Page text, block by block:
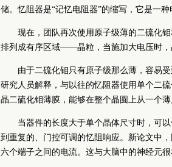
储。忆阻器是“记忆电阻器”的缩写，它是一
现在，团队再次使用原子级薄的二硫化
排列成有序区域——晶粒，当施加大电压时，
由于二硫化钼只有原子级那么薄，容易
研究人员解释，与以往的忆阻器使用单个二
晶二硫化钼薄膜，能够在整个晶圆上从一个薄
当器件的长度大于单个晶体尺寸时，可
到重复的、门控可调的忆阻响应。新论文中
六个端子之间的电流。这与大脑中的神经元